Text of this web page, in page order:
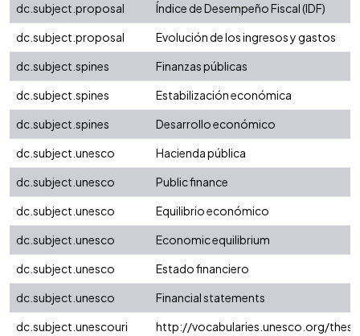
dc.subject.proposal
Índice de Desempeño Fiscal (IDF)
dc.subject.proposal
Evolución de los ingresos y gastos
dc.subject.spines
Finanzas públicas
dc.subject.spines
Estabilización económica
dc.subject.spines
Desarrollo económico
dc.subject.unesco
Hacienda pública
dc.subject.unesco
Public finance
dc.subject.unesco
Equilibrio económico
dc.subject.unesco
Economic equilibrium
dc.subject.unesco
Estado financiero
dc.subject.unesco
Financial statements
dc.subject.unescouri
http://vocabularies.unesco.org/